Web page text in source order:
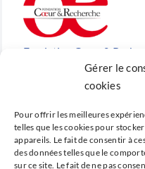
Gérer le
cookies
Pour offrir les meilleures
telles que les cookies pour
appareils. Le fait de consentir à
des données telles que le
sur ce site. Le fait de ne pas
Fondation Cœur &
Reconnue d’utilité
créée en 2010 par la SFC.